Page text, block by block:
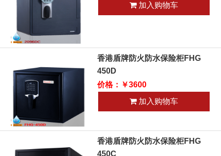
加入购物车
香港盾牌防火防水保险柜FHG
450D
价格：￥3600
加入购物车
香港盾牌防火防水保险柜FHG
450C